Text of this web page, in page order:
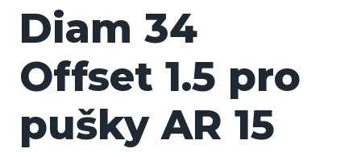
Diam 34
Offset 1.5 pro
pušky AR 15